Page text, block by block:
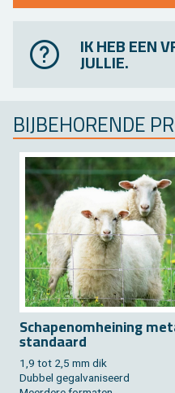
IK HEB EEN
JULLIE.
BIJ­BE­HO­REN­DE
Scha­pe­nom­hei­ning
stan­daard
1,9 tot 2,5 mm dik
Dub­bel ge­gal­va­ni­seerd